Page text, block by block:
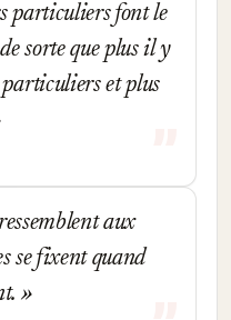
particuliers font le
sorte que plus il y
et plus
aux
se fixent quand